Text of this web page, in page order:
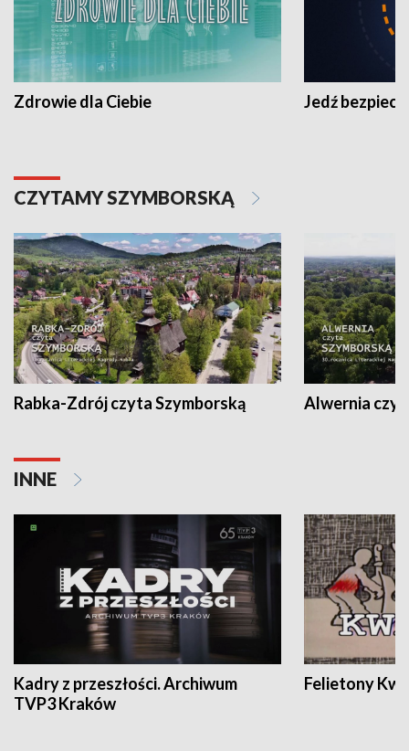
Zdrowie dla Ciebie Jedź
CZYTAMY SZYMBORSKĄ
Rabka-Zdrój czyta Szymborską Alwernia
INNE
Kadry z przeszłości. Archiwum
TVP3 Kraków
Felietony